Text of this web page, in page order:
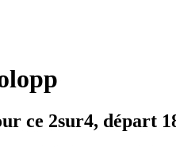
ce 2sur4, départ